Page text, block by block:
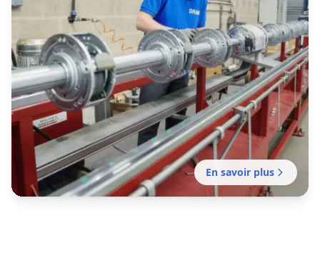
Fabrication rideau métallique
Sarcelles
Fabrication française de rideaux métalliques
sur mesure pour commerces, entrepôts et
locaux professionnels. Délais rapides.
En savoir plus
Conseils rideau métallique
pour Sarcelles
Guides pratiques, retours d'expérience et
bonnes pratiques pour sécuriser votre